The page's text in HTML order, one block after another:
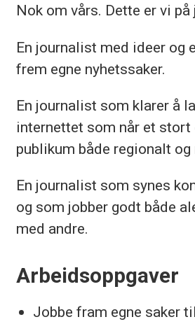
Altså ønsker vi oss
forutsetninge
Nok om vårs. Dette er vi på
En journalist med ideer og
frem egne nyhetssaker.
En journalist som klarer å
internettet som når et stort
publikum både regionalt og
En journalist som synes
og som jobber godt både
med andre.
Arbeidsoppgaver
Jobbe fram egne saker